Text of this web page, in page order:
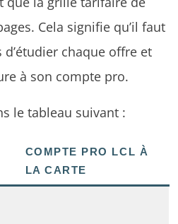
Cela signifie qu’il faut
chaque offre et
à son compte pro.
le tableau suivant :
COMPTE PRO LCL À
LA CARTE